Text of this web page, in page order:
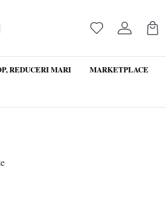
REDUCERI MARI MARKETPLACE